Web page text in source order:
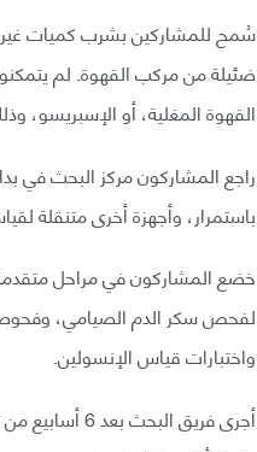
سُمح للمشاركين بشرب كميات غير
ضئيلة من مركب القهوة. لم
القهوة المغلية، أو الإسبريسو،
راجع المشاركون مركز البحث في
باستمرار، وأجهزة أخرى متنقلة
لفحص سكر الدم الصيامي،
واختبارات قياس الإنسولين.
أجرى فريق